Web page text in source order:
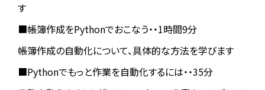
す
■帳簿作成をPythonでおこなう・・1時間9分
帳簿作成の自動化について、具体的な方法を学びます
■Pythonでもっと作業を自動化するには・・35分